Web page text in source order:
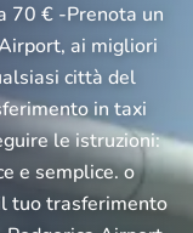
70 € -Prenota un
ai migliori
città del
in taxi
le istruzioni:
e semplice. o
tuo trasferimento